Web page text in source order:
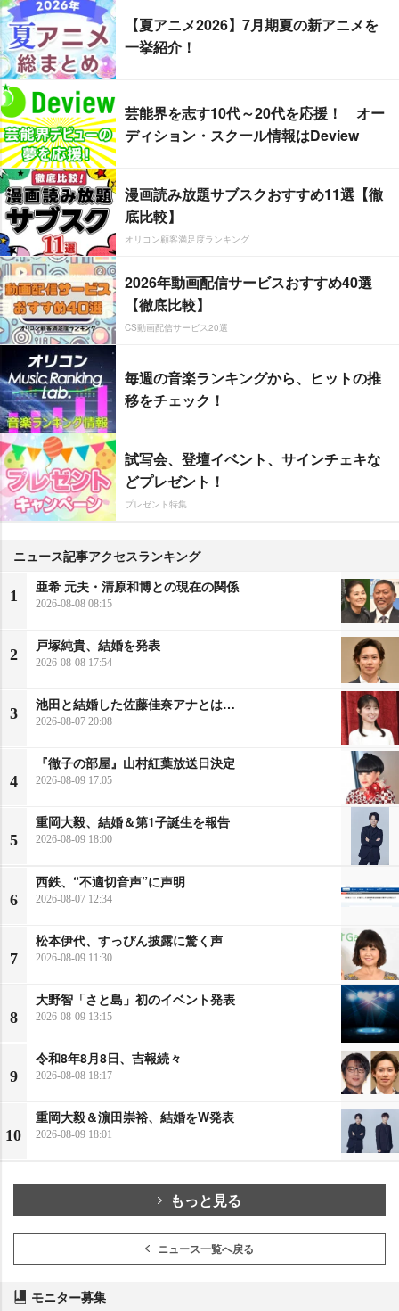
【夏アニメ2026】7月期夏の新アニメを
一挙紹介！
芸能界を志す10代～20代を応援！ オー
ディション・スクール情報はDeview
漫画読み放題サブスクおすすめ11選【徹
底比較】
オリコン顧客満足度ランキング
2026年動画配信サービスおすすめ40選
【徹底比較】
CS動画配信サービス20選
毎週の音楽ランキングから、ヒットの推
移をチェック！
試写会、登壇イベント、サインチェキな
どプレゼント！
プレゼント特集
ニュース記事アクセスランキング
1
亜希 元夫・清原和博との現在の関係
2026-08-08 08:15
2
戸塚純貴、結婚を発表
2026-08-08 17:54
3
池田と結婚した佐藤佳奈アナとは…
2026-08-07 20:08
4
『徹子の部屋』山村紅葉放送日決定
2026-08-09 17:05
5
重岡大毅、結婚＆第1子誕生を報告
2026-08-09 18:00
6
西鉄、“不適切音声”に声明
2026-08-07 12:34
7
松本伊代、すっぴん披露に驚く声
2026-08-09 11:30
8
大野智「さと島」初のイベント発表
2026-08-09 13:15
9
令和8年8月8日、吉報続々
2026-08-08 18:17
10
重岡大毅＆濵田崇裕、結婚をW発表
2026-08-09 18:01
もっと見る
ニュース一覧へ戻る
モニター募集